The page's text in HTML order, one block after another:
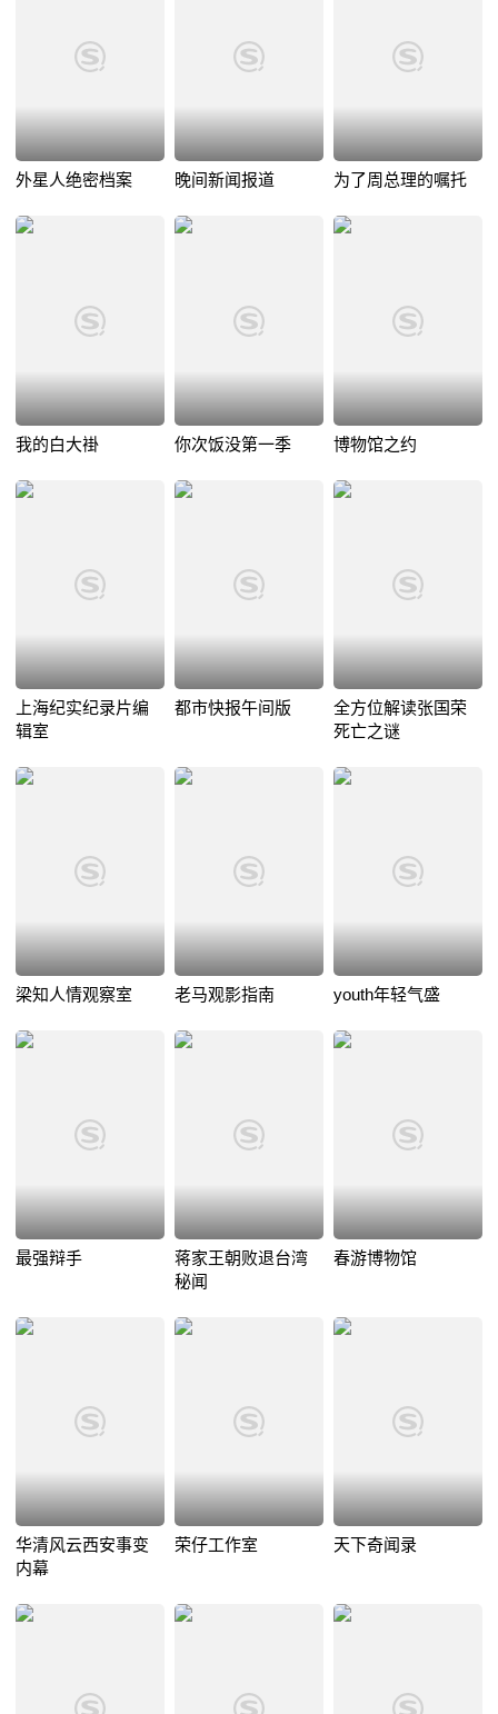
外星人绝密档案 晚间新闻报道 为了周总理的嘱托
我的白大褂 你次饭没第一季 博物馆之约
上海纪实纪录片编
辑室
都市快报午间版
全方位解读张国荣
死亡之谜
梁知人情观察室 老马观影指南 youth年轻气盛
最强辩手
蒋家王朝败退台湾
秘闻
春游博物馆
华清风云西安事变
内幕
荣仔工作室 天下奇闻录